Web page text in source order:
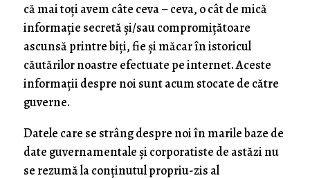
că mai toți avem câte ceva – ceva, o cât de mică
informație secretă și/sau compromițătoare
ascunsă printre biți, fie și măcar în istoricul
căutărilor noastre efectuate pe internet. Aceste
informații despre noi sunt acum stocate de către
guverne.
Datele care se strâng despre noi în marile baze de
date guvernamentale și corporatiste de astăzi nu
se rezumă la conținutul propriu-zis al